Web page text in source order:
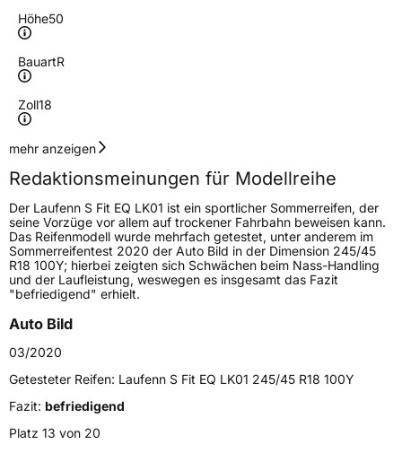
Höhe50
BauartR
Zoll18
Geschwindigkeitsindex
Höchstgeschwindigkeit
270 km/h
Lastindex100
Höchstlast800 kg
Gewicht (in kg)15,84 kg
Generelle Merkmale
Fahrzeugtyp
VerwendungSommerreifen
ModellnameS Fit EQ LK01B
FahrzeugartPKW & SUV
mehr anzeigen
Redaktionsmeinungen für Modellreihe
Der Laufenn S Fit EQ LK01 ist ein sportlicher Sommerreifen, der
seine Vorzüge vor allem auf trockener Fahrbahn beweisen kann.
Das Reifenmodell wurde mehrfach getestet, unter anderem im
Sommerreifentest 2020 der Auto Bild in der Dimension 245/45
R18 100Y; hierbei zeigten sich Schwächen beim Nass-Handling
und der Laufleistung, weswegen es insgesamt das Fazit
"befriedigend" erhielt.
Auto Bild
03/2020
Getesteter Reifen: Laufenn S Fit EQ LK01 245/45 R18 100Y
Fazit: befriedigend
Platz 13 von 20